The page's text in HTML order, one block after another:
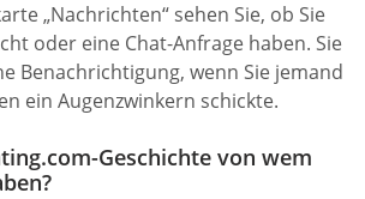
„Nachrichten“ sehen Sie, ob Sie
oder eine Chat-Anfrage haben. Sie
Benachrichtigung, wenn Sie jemand
ein Augenzwinkern schickte.
Geschichte von wem